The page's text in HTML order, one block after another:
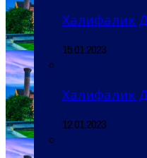
Халифалик
15.01.2023
Халифалик
12.01.2023